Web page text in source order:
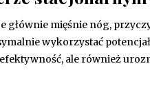
mięśnie nóg,
wykorzystać
ale również